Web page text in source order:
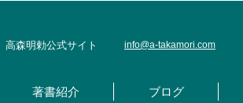
高森明勅公式サイト info@a-takamori.com
著書紹介 ブログ